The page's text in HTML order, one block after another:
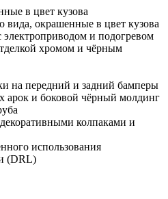
в цвет кузова
вида, окрашенные в цвет кузова
электроприводом и подогревом
хромом и чёрным
на передний и задний бамперы
арок и боковой чёрный молдинг
колпаками и
использования
(DRL)